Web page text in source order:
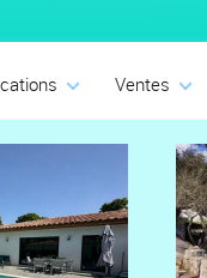
Ventes